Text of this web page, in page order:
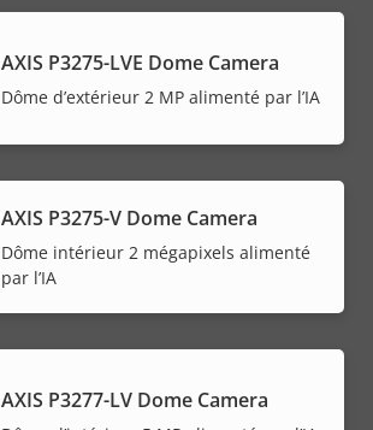
AXIS P3275-LVE Dome Camera
Dôme d’extérieur 2 MP alimenté par l’IA
AXIS P3275-V Dome Camera
Dôme intérieur 2 mégapixels alimenté
par l’IA
AXIS P3277-LV Dome Camera